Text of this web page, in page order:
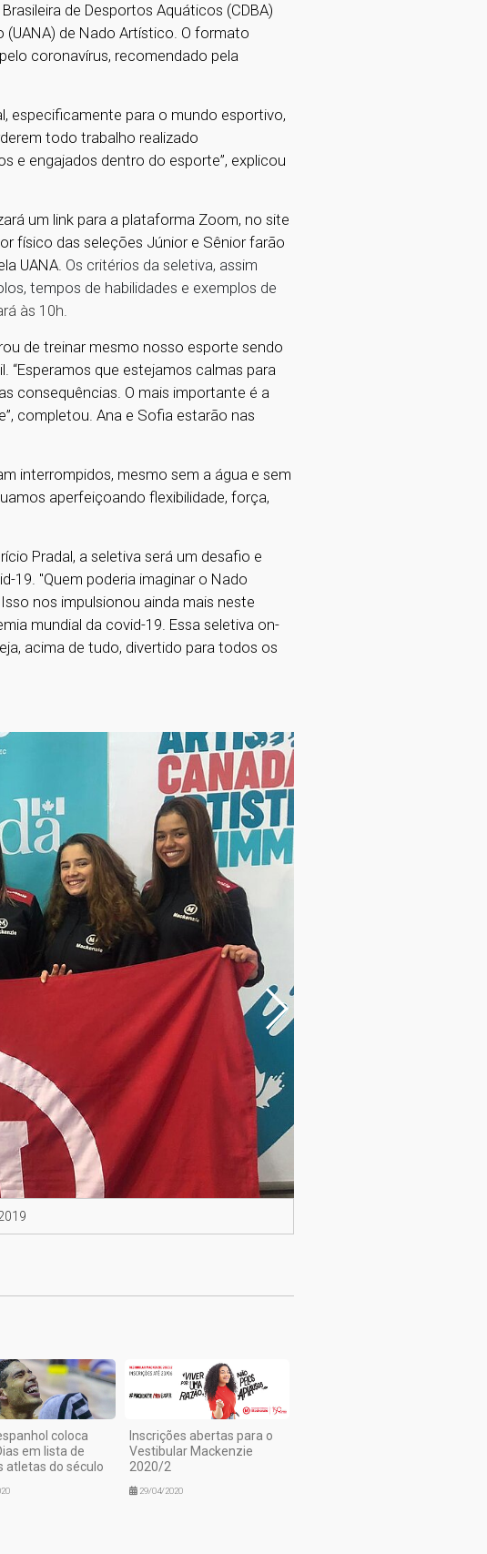
de Desportos Aquáticos (CDBA)
(UANA) de Nado Artístico. O formato
coronavírus, recomendado pela
especificamente para o mundo esportivo,
todo trabalho realizado
e engajados dentro do esporte”, explicou
um link para a plataforma Zoom, no site
físico das seleções Júnior e Sênior farão
UANA. Os critérios da seletiva, assim
tempos de habilidades e exemplos de
às 10h.
de treinar mesmo nosso esporte sendo
“Esperamos que estejamos calmas para
consequências. O mais importante é a
completou. Ana e Sofia estarão nas
interrompidos, mesmo sem a água e sem
aperfeiçoando flexibilidade, força,
Pradal, a seletiva será um desafio e
19. "Quem poderia imaginar o Nado
nos impulsionou ainda mais neste
mundial da covid-19. Essa seletiva on-
acima de tudo, divertido para todos os
coloca
em lista de
atletas do século
Inscrições abertas para o
Vestibular Mackenzie
2020/2
29/04/2020